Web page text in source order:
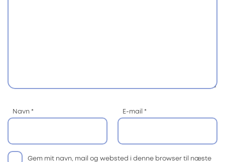
Navn * E-mail *
Gem mit navn, mail og websted i denne browser til næste